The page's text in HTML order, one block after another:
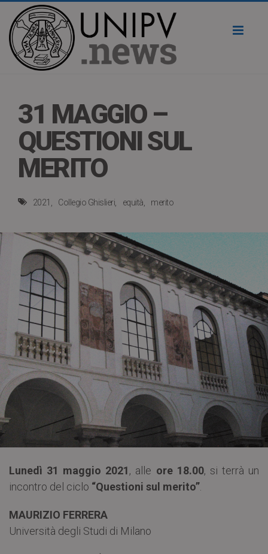
31 MAGGIO –
QUESTIONI SUL
MERITO
2021 Collegio Ghislieri equità merito
Lunedì 31 maggio 2021, alle ore 18.00, si terrà un
incontro del ciclo “Questioni sul merito”
MAURIZIO FERRERA
Università degli Studi di Milano